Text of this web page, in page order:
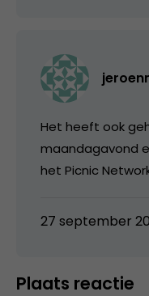
Het heeft ook
maandagavond
het Picnic
27 september
Plaats reactie